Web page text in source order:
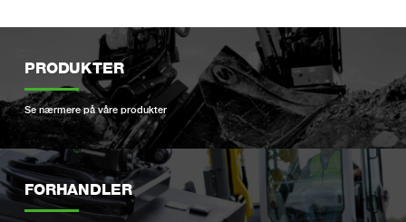
PRODUKTER
Se nærmere på våre produkter
FORHANDLER